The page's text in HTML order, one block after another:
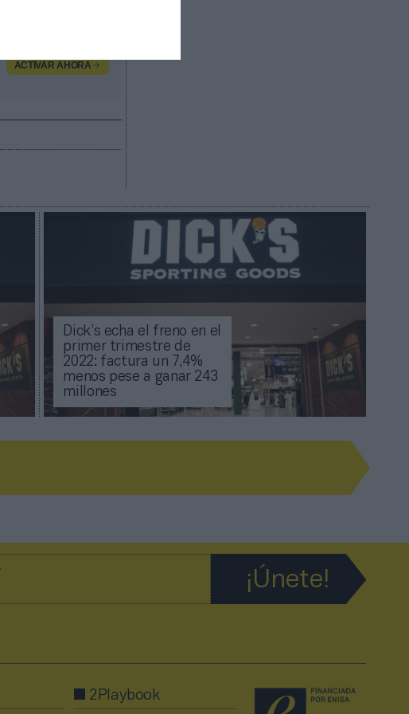
ACTIVAR AHORA
Dick’s echa el freno en el
primer trimestre de
2022: factura un 7,4%
menos pese a ganar 243
millones
2Playbook